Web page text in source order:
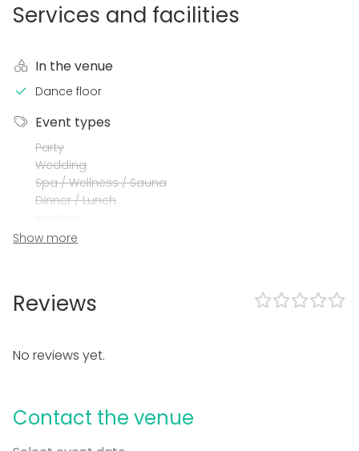
Services and facilities
In the venue
Dance floor
Event types
Party
Wedding
Spa / Wellness / Sauna
Dinner / Lunch
Conference / Seminar
Cabin trip / Retreat
Show more
Reviews
No reviews yet.
Contact the venue